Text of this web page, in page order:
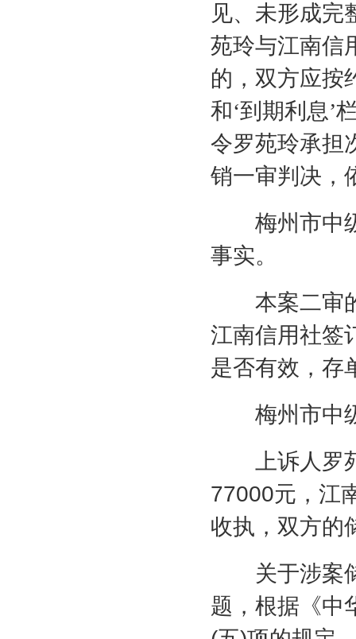
见、未形成完
苑玲与江南信
的，双方应按
和‘到期利息’
令罗苑玲承担
销一审判决，
梅州市中级
事实。
本案二审的
江南信用社签
是否有效，存
梅州市中级
上诉人罗苑
77000元，江
收执，双方的
关于涉案储
题，根据《中